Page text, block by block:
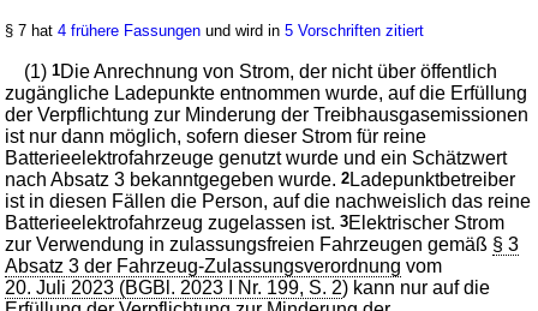
G. v. 01.06.2026BGBl. 2026 I Nr. 163
Geltung ab 14.12.2017; FNA: 2129-8-38-1 Umweltschutz
7 weitere Fassungen | wird in 30 Vorschriften zitiert
Teil 2 Berechnung der Treibhausgasemissionen und
weitere Optionen zur Erfüllung der Verpflichtung zur
Minderung der Treibhausgasemissionen
Abschnitt 2 Straßenfahrzeuge mit Elektroantrieb
§ 7 hat4 frühere Fassungen und wird in5 Vorschriften zitiert
(1)1Die Anrechnung von Strom, der nicht über öffentlich
zugängliche Ladepunkte entnommen wurde, auf die Erfüllung
der Verpflichtung zur Minderung der Treibhausgasemissionen
ist nur dann möglich, sofern dieser Strom für reine
Batterieelektrofahrzeuge genutzt wurde und ein Schätzwert
nach Absatz 3 bekanntgegeben wurde.2 Ladepunktbetreiber
ist in diesen Fällen die Person, auf die nachweislich das reine
Batterieelektrofahrzeug zugelassen ist.3Elektrischer Strom
zur Verwendung in zulassungsfreien Fahrzeugen gemäß § 3
Absatz 3 der Fahrzeug-Zulassungsverordnung vom
20. Juli 2023 (BGBl. 2023 I Nr. 199, S. 2) kann nur auf die